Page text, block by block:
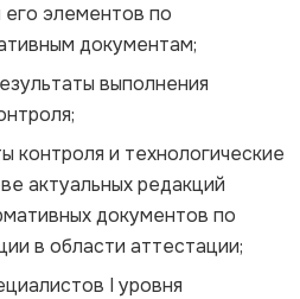
его элементов по
документам;
выполнения
контроля и технологические
актуальных редакций
документов по
в области аттестации;
I уровня